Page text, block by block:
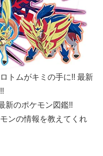
トムがキミの手に!! 最新
新のポケモン図鑑!!
ンの情報を教えてくれ